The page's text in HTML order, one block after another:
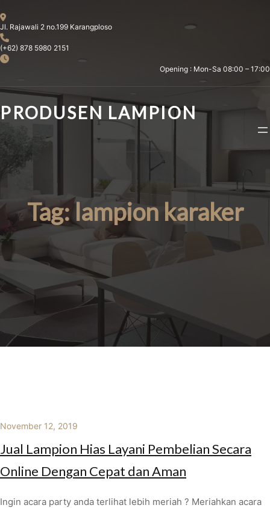
to
content
Jl. Rajawali 2 no.199 Karangploso
(+62) 878 5980 2151
Opening : Mon-Sa 08:00 – 17:00
PRODUSEN LAMPION
Tag:lampion karaker
November 12, 2019
Jual Lampion Hias Layani Pembelian Secara
Online Dengan Cepat dan Aman
Ingin acara party anda terlihat lebih meriah ? Meriahkan acara